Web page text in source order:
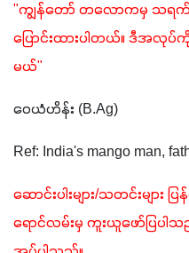
"ကျွန်တော် တလောကမှ သရ
ပြောင်းထားပါတယ်။ ဒီအ
မယ်"
ဝေယံဟိန်း (B.Ag)
Ref: India's mango man,
ဆောင်းပါးများ/သတင်းမျာ
ရောင်လမ်းမှ ကူးယူဖော်ပြပါ